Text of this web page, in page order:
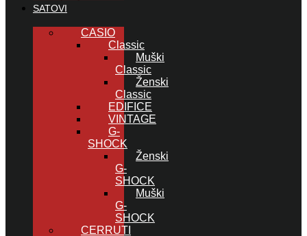
SATOVI
CASIO
Classic
Muški
Classic
Ženski
Classic
EDIFICE
VINTAGE
G-
SHOCK
Ženski
G-
SHOCK
Muški
G-
SHOCK
CERRUTI